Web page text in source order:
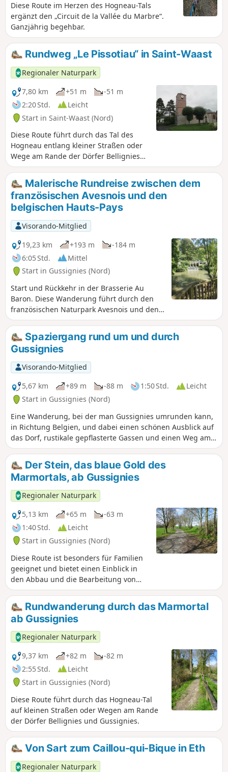
Diese Route im Herzen des Hogneau-Tals
ergänzt den „Circuit de la Vallée du Marbre“.
Ganzjährig begehbar.
Rundweg „Le Pissotiau“ in Saint-Waast
Regionaler Naturpark
7,80 km
+51 m
-51 m
2:20 Std.
Leicht
Start in Saint-Waast (Nord)
Diese Route führt durch das Tal des
Hogneau entlang kleiner Straßen oder
Wege am Rande der Dörfer Bellignies
und Gussignies.
Malerische Rundreise zwischen dem
französischen Avesnois und den
belgischen Hauts-Pays
Visorando-Mitglied
19,23 km
+193 m
-184 m
6:05 Std.
Mittel
Start in Gussignies (Nord)
Start und Rückkehr in der Brasserie Au
Baron. Diese Wanderung führt durch den
französischen Naturpark Avesnois und den
belgischen Naturpark Hauts-Pays und
vereint die malerischsten Abschnitte durch
versteckte Gassen, gewundene Pfade,
bemerkenswerte Dorfkerne, Wege inmitten
der Bocage-Landschaft und alte
Eisenbahnstrecken.
Spaziergang rund um und durch
Gussignies
Visorando-Mitglied
5,67 km
+89 m -88 m 1:50 Std.
Leicht
Start in Gussignies (Nord)
Eine Wanderung, bei der man Gussignies umrunden kann,
in Richtung Belgien, und dabei einen schönen Ausblick auf
das Dorf, rustikale gepflasterte Gassen und einen Weg am
Wasser genießen kann.
Der Stein, das blaue Gold des
Marmortals, ab Gussignies
Regionaler Naturpark
5,13 km
+65 m
-63 m
1:40 Std.
Leicht
Start in Gussignies (Nord)
Diese Route ist besonders für Familien
geeignet und bietet einen Einblick in
den Abbau und die Bearbeitung von
Stein.
Rundwanderung durch das Marmortal
ab Gussignies
Regionaler Naturpark
9,37 km
+82 m
-82 m
2:55 Std.
Leicht
Start in Gussignies (Nord)
Diese Route führt durch das Hogneau-Tal
auf kleinen Straßen oder Wegen am Rande
der Dörfer Bellignies und Gussignies.
Von Sart zum Caillou-qui-Bique in Eth
Regionaler Naturpark